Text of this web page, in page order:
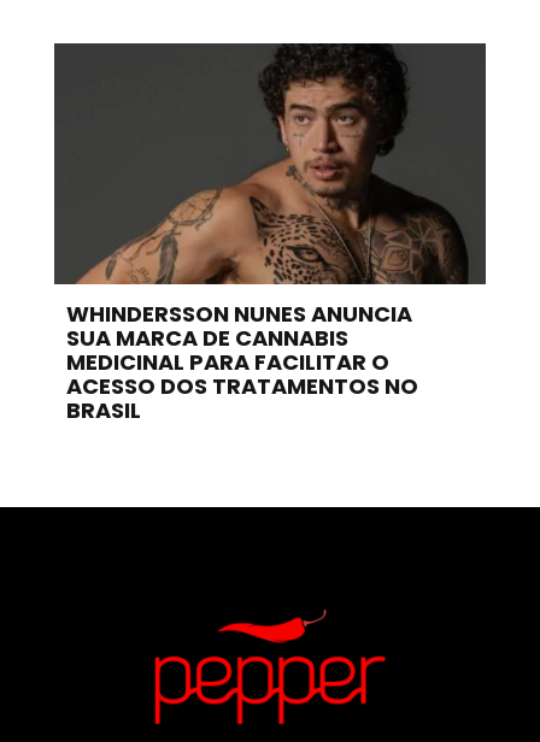
WHINDERSSON NUNES ANUNCIA
SUA MARCA DE CANNABIS
MEDICINAL PARA FACILITAR O
ACESSO DOS TRATAMENTOS NO
BRASIL